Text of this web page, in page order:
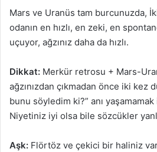
Mars ve Uranüs tam burcunuzda,
odanın en hızlı, en zeki, en
uçuyor, ağzınız daha da hızlı.
Dikkat: Merkür retrosu + Mars-
ağzınızdan çıkmadan önce iki kez
bunu söyledim ki?” anı yaşamamak
Niyetiniz iyi olsa bile sözcükler
Aşk: Flörtöz ve çekici bir haliniz